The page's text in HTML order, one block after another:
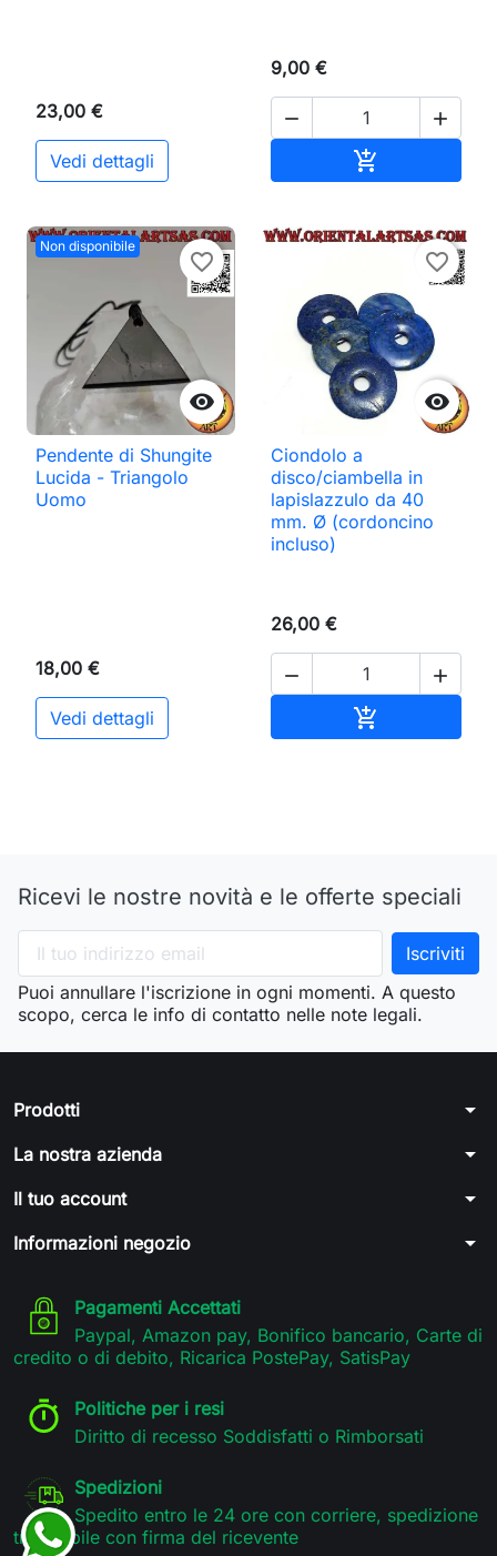
23,00 €
Vedi dettagli
9,00 €
 

Non disponibile

favorite_border
Pendente di Shungite
Lucida - Triangolo
Uomo
18,00 €
Vedi dettagli

favorite_border
Ciondolo a
disco/ciambella in
lapislazzulo da 40
mm. Ø (cordoncino
incluso)
26,00 €
 

Ricevi le nostre novità e le offerte speciali
Puoi annullare l'iscrizione in ogni momenti. A questo
scopo, cerca le info di contatto nelle note legali.
Prodotti arrow_drop_down
La nostra azienda arrow_drop_down
Il tuo account arrow_drop_down
Informazioni negozio arrow_drop_down
Pagamenti Accettati
Paypal, Amazon pay, Bonifico bancario, Carte di
credito o di debito, Ricarica PostePay, SatisPay
Politiche per i resi
Diritto di recesso Soddisfatti o Rimborsati
Spedizioni
Spedito entro le 24 ore con corriere, spedizione
tracciabile con firma del ricevente